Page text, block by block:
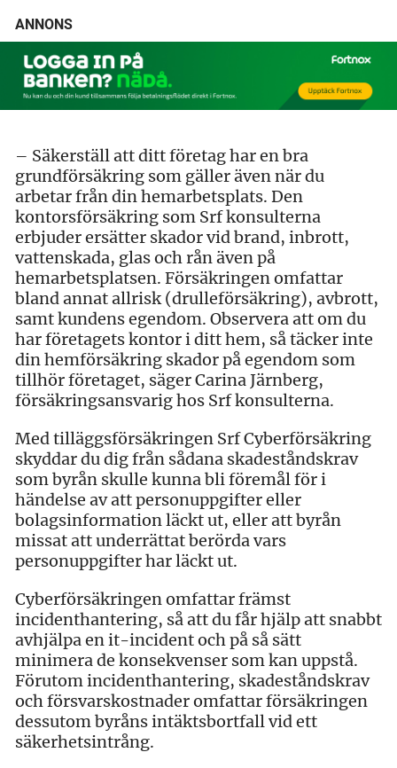
ANNONS
– Säkerställ att ditt företag har en bra
grundförsäkring som gäller även när du
arbetar från din hemarbetsplats. Den
kontorsförsäkring som Srf konsulterna
erbjuder ersätter skador vid brand, inbrott,
vattenskada, glas och rån även på
hemarbetsplatsen. Försäkringen omfattar
bland annat allrisk (drulleförsäkring), avbrott,
samt kundens egendom. Observera att om du
har företagets kontor i ditt hem, så täcker inte
din hemförsäkring skador på egendom som
tillhör företaget, säger Carina Järnberg,
försäkringsansvarig hos Srf konsulterna.
Med tilläggsförsäkringen Srf Cyberförsäkring
skyddar du dig från sådana skadeståndskrav
som byrån skulle kunna bli föremål för i
händelse av att personuppgifter eller
bolagsinformation läckt ut, eller att byrån
missat att underrättat berörda vars
personuppgifter har läckt ut.
Cyberförsäkringen omfattar främst
incidenthantering, så att du får hjälp att snabbt
avhjälpa en it-incident och på så sätt
minimera de konsekvenser som kan uppstå.
Förutom incidenthantering, skadeståndskrav
och försvarskostnader omfattar försäkringen
dessutom byråns intäktsbortfall vid ett
säkerhetsintrång.